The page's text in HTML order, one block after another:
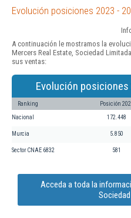
Evolución posiciones 2023 -
A continuación le mostramos la
Mercers Real Estate, Sociedad
sus ventas:
Evolución
Ranking Posición
Nacional 172.448
Murcia 5.850
Sector CNAE 6832 581
Acceda a toda la